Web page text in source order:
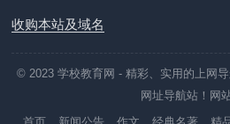
收购本站及域名
© 2023学校教育网 - 精彩、实用的上网
网址导航站！ 网